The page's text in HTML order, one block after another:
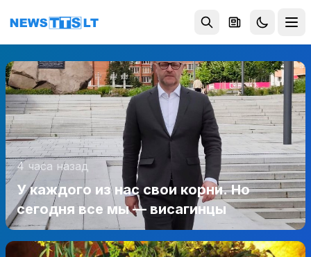
Перейти к содержимому
4 часа назад
У каждого из нас свои корни. Но
сегодня все мы — висагинцы